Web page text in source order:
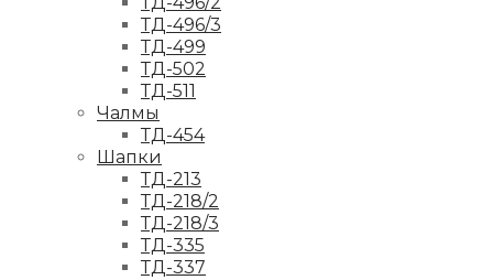
ТД-496/3
ТД-499
ТД-502
ТД-511
Чалмы
ТД-454
Шапки
ТД-213
ТД-218/2
ТД-218/3
ТД-335
ТД-337